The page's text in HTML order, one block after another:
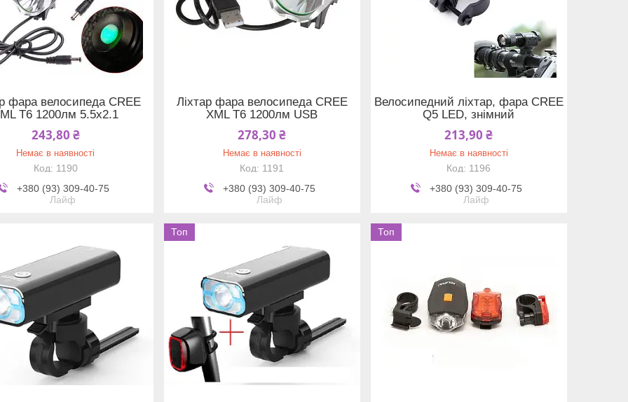
фара велосипеда CREE
T6 1200лм 5.5х2.1
243,80 ₴
Немає в наявності
1190
+380 (93) 309-40-75
Лайф
Ліхтар фара велосипеда CREE
XML T6 1200лм USB
278,30 ₴
Немає в наявності
1191
+380 (93) 309-40-75
Лайф
Велосипедний ліхтар, фара CREE
Q5 LED, знімний
213,90 ₴
Немає в наявності
1196
+380 (93) 309-40-75
Лайф
Топ Топ